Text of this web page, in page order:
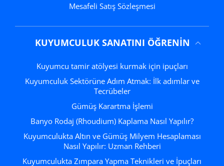
Mesafeli Satış Sözleşmesi
KUYUMCULUK SANATINI ÖĞRENIN
Kuyumcu tamir atölyesi kurmak için ipuçları
Kuyumculuk Sektörüne Adım Atmak: İlk adımlar ve
Tecrübeler
Gümüş Karartma İşlemi
Banyo Rodaj (Rhoudium) Kaplama Nasıl Yapılır?
Kuyumculukta Altın ve Gümüş Milyem Hesaplaması
Nasıl Yapılır: Uzman Rehberi
Kuyumculukta Zımpara Yapma Teknikleri ve İpuçları